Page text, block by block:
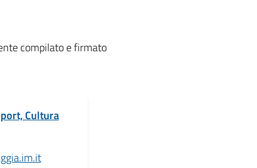
compilato e firmato
Cultura